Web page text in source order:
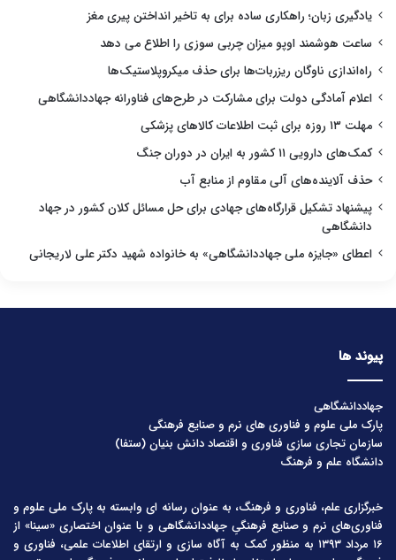
یادگیری زبان؛ راهکاری ساده برای به تاخیر انداختن پیری مغز
ساعت هوشمند اوپو میزان چربی سوزی را اطلاع می دهد
راه‌اندازی ناوگان ریزربات‌ها برای حذف میکروپلاستیک‌ها
اعلام آمادگی دولت برای مشارکت در طرح‌های فناورانه جهاددانشگاهی
مهلت ۱۳ روزه برای ثبت اطلاعات کالاهای پزشکی
کمک‌های دارویی ۱۱ کشور به ایران در دوران جنگ
حذف آلاینده‌های آلی مقاوم از منابع آب
پیشنهاد تشکیل قرارگاه‌های جهادی برای حل مسائل کلان کشور در جهاد
دانشگاهی
اعطای «جایزه ملی جهاددانشگاهی» به خانواده شهید دکتر علی لاریجانی
پیوند ها
جهاددانشگاهی
پارک ملی علوم و فناوری های نرم و صنایع فرهنگی
سازمان تجاری سازی فناوری و اقتصاد دانش بنیان (ستفا)
دانشگاه علم و فرهنگ
خبرگزاری علم، فناوری و فرهنگ، به عنوان رسانه ای وابسته به پارک ملی علوم و
فناوری‌های نرم و صنایع فرهنگیِ جهاددانشگاهی و با عنوان اختصاری «سینا» از
۱۶ مرداد ۱۳۹۳ به منظور کمک به آگاه سازی و ارتقای اطلاعات علمی، فناوری و